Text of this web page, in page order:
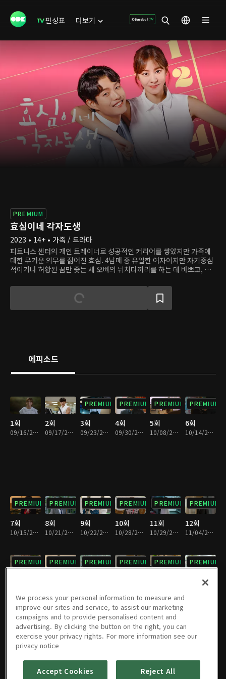
편성표 더보기
PREMIUM
효심이네 각자도생
2023 • 14+ • 가족 / 드라마
피트니스 센터의 개인 트레이너로 성공적인 커리어를 쌓았지만 가족에
대한 무거운 의무를 짊어진 효심. 4남매 중 유일한 여자이지만 자기중심
적이거나 허황된 꿈만 좇는 세 오빠의 뒤치다꺼리를 하는 데 바쁘고, 유
다가 까칠하고 꼼꼼한 신입 회원 강태호는 효심을 지친 마음을 제대로 자
극한다. 이제 효심은 그 누구보다 자신을 소중하게 여기는, 독립적인 삶
에피소드
1회
09/16/2023 • 1시간 7분
2회
09/17/2023 • 1시간 6분
PREMIUM
3회
09/23/2023 • 1시간 5분
PREMIUM
4회
09/30/2023 • 1시간 5분
PREMIUM
5회
10/08/2023 • 1시간 4분
PREMIUM
6회
10/14/2023 • 1시간 6분
PREMIUM
7회
10/15/2023 • 1시간 7분
PREMIUM
8회
10/21/2023 • 1시간 5분
PREMIUM
9회
10/22/2023 • 1시간 3분
PREMIUM
10회
10/28/2023 • 1시간 7분
PREMIUM
11회
10/29/2023 • 1시간 5분
PREMIUM
12회
11/04/2023 • 1시간 5분
PREMIUM PREMIUM PREMIUM PREMIUM PREMIUM PREMIUM
PREMIUM
19회
11/26/2023 • 1시간 6분
PREMIUM
20회
PREMIUM
21회
PREMIUM
22회
PREMIUM
23회 24회
We process your personal information to measure and
improve our sites and service, to assist our marketing
campaigns and to provide personalised content and
advertising. By clicking the button on the right, you can
exercise your privacy rights. For more information see our
privacy notice
Accept Cookies Reject All